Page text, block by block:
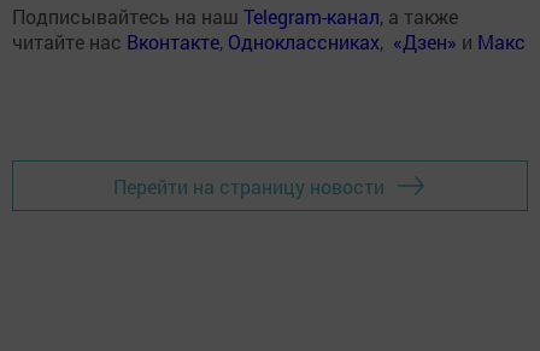
Подписывайтесь на наш Telegram-канал, а также
читайте нас Вконтакте, Одноклассниках, «Дзен» и Макс
Перейти на страницу новости